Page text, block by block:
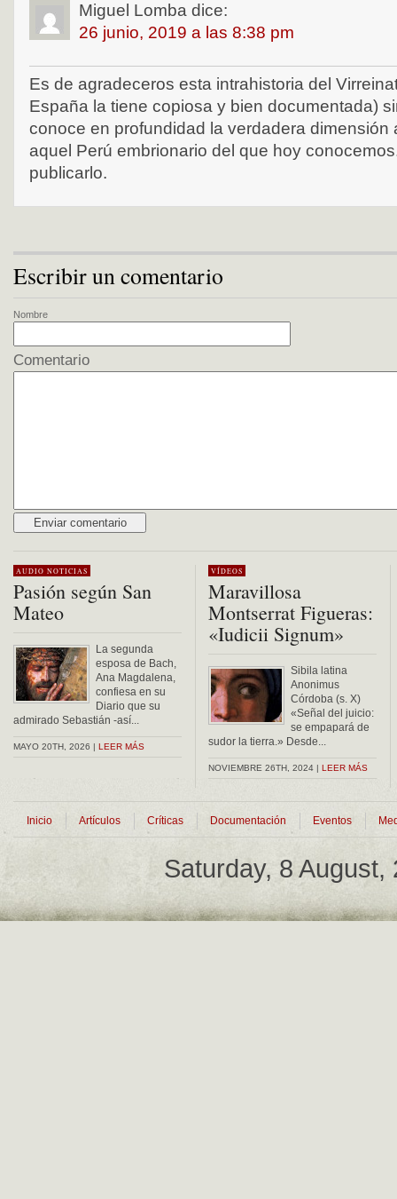
Miguel Lomba dice:
26 junio, 2019 a las 8:38 pm
Es de agradeceros esta intrahistoria del
España la tiene copiosa y bien documentada)
conoce en profundidad la verdadera dimensión
aquel Perú embrionario del que hoy
publicarlo.
Escribir un comentario
Nombre
Comentario
AUDIO NOTICIAS
Pasión según San
Mateo
La segunda
esposa de Bach,
Ana Magdalena,
confiesa en su
Diario que su
admirado Sebastián -así...
MAYO 20TH, 2026 | LEER MÁS
VÍDEOS
Maravillosa
Montserrat Figueras:
«Iudicii Signum»
Sibila latina
Anonimus
Córdoba (s. X)
«Señal del juicio:
se empapará de
sudor la tierra.» Desde...
NOVIEMBRE 26TH, 2024 | LEER MÁS
Inicio Artículos Críticas Documentación Eventos
Saturday, 8